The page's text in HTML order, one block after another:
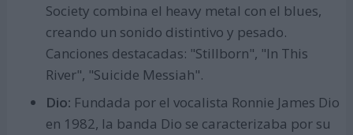
Society combina el heavy metal con el blues,
creando un sonido distintivo y pesado.
Canciones destacadas: "Stillborn", "In This
River", "Suicide Messiah".
Dio: Fundada por el vocalista Ronnie James Dio
en 1982, la banda Dio se caracterizaba por su